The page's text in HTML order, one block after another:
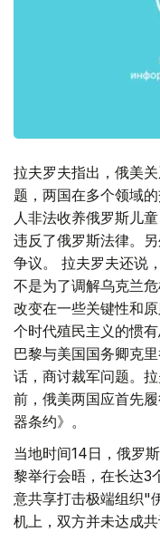
拉夫罗夫指出，俄美
题，两国在多个领域
人非法收养俄罗斯儿
违反了俄罗斯法律。
争议。 拉夫罗夫还说
不是为了调解乌克兰
改变在一些关键性和
个时代殖民主义的惯
巴黎与美国国务卿克
话，商讨裁军问题。
前，俄美两国应首先
器条约》。
当地时间14日，俄罗
黎举行会晤，在长达3
意共享打击极端组织"
机上，双方并未达成共